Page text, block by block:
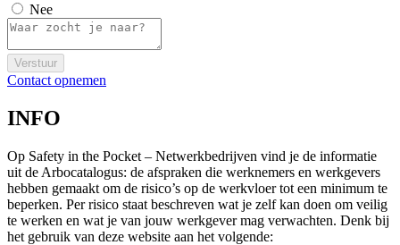
Nee
Verstuur
Contact opnemen
INFO
Op Safety in the Pocket – Netwerkbedrijven vind je de informatie
uit de Arbocatalogus: de afspraken die werknemers en werkgevers
hebben gemaakt om de risico’s op de werkvloer tot een minimum te
beperken. Per risico staat beschreven wat je zelf kan doen om veilig
te werken en wat je van jouw werkgever mag verwachten. Denk bij
het gebruik van deze website aan het volgende: